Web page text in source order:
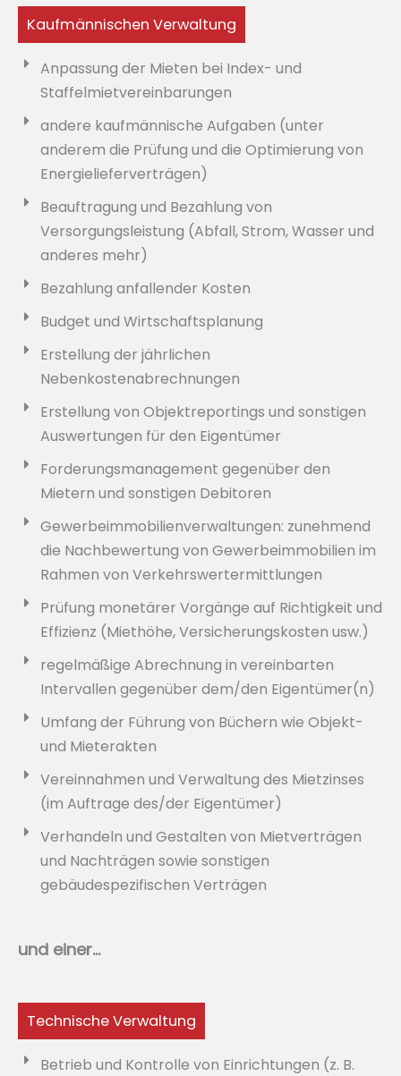
Kaufmännischen Verwaltung
Anpassung der Mieten bei Index- und
Staffelmietvereinbarungen
andere kaufmännische Aufgaben (unter
anderem die Prüfung und die Optimierung von
Energielieferverträgen)
Beauftragung und Bezahlung von
Versorgungsleistung (Abfall, Strom, Wasser und
anderes mehr)
Bezahlung anfallender Kosten
Budget und Wirtschaftsplanung
Erstellung der jährlichen
Nebenkostenabrechnungen
Erstellung von Objektreportings und sonstigen
Auswertungen für den Eigentümer
Forderungsmanagement gegenüber den
Mietern und sonstigen Debitoren
Gewerbeimmobilienverwaltungen: zunehmend
die Nachbewertung von Gewerbeimmobilien im
Rahmen von Verkehrswertermittlungen
Prüfung monetärer Vorgänge auf Richtigkeit und
Effizienz (Miethöhe, Versicherungskosten usw.)
regelmäßige Abrechnung in vereinbarten
Intervallen gegenüber dem/den Eigentümer(n)
Umfang der Führung von Büchern wie Objekt-
und Mieterakten
Vereinnahmen und Verwaltung des Mietzinses
(im Auftrage des/der Eigentümer)
Verhandeln und Gestalten von Mietverträgen
und Nachträgen sowie sonstigen
gebäudespezifischen Verträgen
und einer...
Technische Verwaltung
Betrieb und Kontrolle von Einrichtungen (z. B.